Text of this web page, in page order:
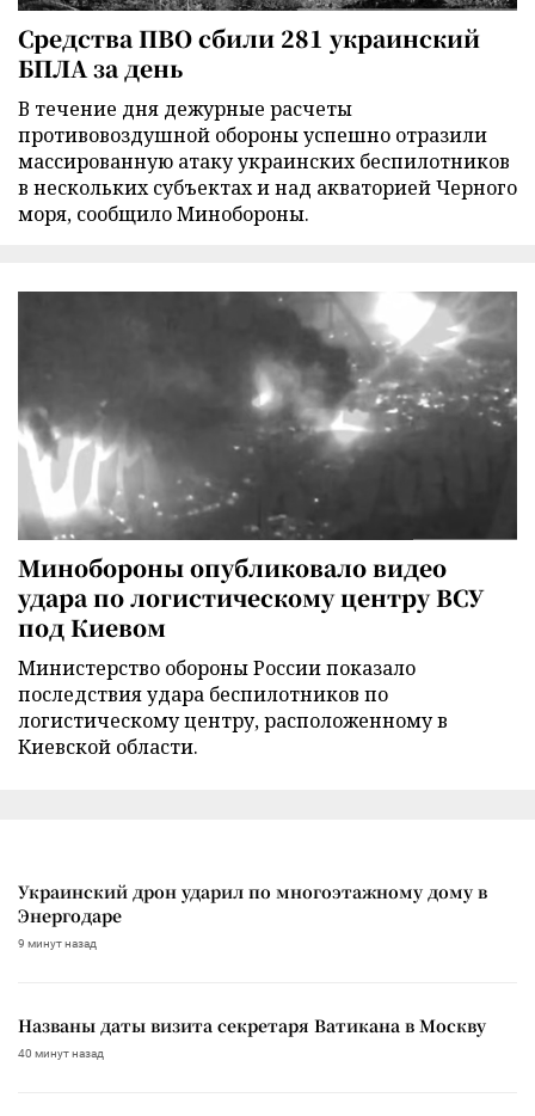
Средства ПВО сбили 281 украинский
БПЛА за день
В течение дня дежурные расчеты
противовоздушной обороны успешно отразили
массированную атаку украинских беспилотников
в нескольких субъектах и над акваторией Черного
моря, сообщило Минобороны.
Минобороны опубликовало видео
удара по логистическому центру ВСУ
под Киевом
Министерство обороны России показало
последствия удара беспилотников по
логистическому центру, расположенному в
Киевской области.
Украинский дрон ударил по многоэтажному дому в
Энергодаре
9 минут назад
Названы даты визита секретаря Ватикана в Москву
40 минут назад